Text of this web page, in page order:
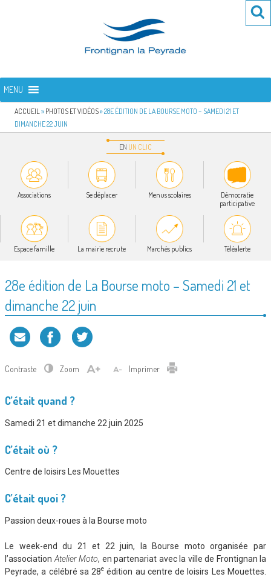
FRONTIGNAN LA PEYRADE
MENU
ACCUEIL » PHOTOS ET VIDÉOS»28E ÉDITION DE LA BOURSE MOTO – SAMEDI 21 ET
DIMANCHE 22 JUIN
EN UN CLIC
Associations Se déplacer Menus scolaires
Démocratie
participative
Espace famille La mairie recrute Marchés publics Téléalerte
28e édition de La Bourse moto – Samedi 21 et
dimanche 22 juin
Contraste Zoom Imprimer
C’était quand ?
Samedi 21 et dimanche 22 juin 2025
C’était où ?
Centre de loisirs Les Mouettes
C’était quoi ?
Passion deux-roues à la Bourse moto
Le week-end du 21 et 22 juin, la Bourse moto organisée par
l’association Atelier Moto, en partenariat avec la ville de Frontignan la
Peyrade, a célébré sa 28e édition au centre de loisirs Les Mouettes.